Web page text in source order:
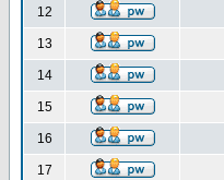
12
13
14
15
16
17